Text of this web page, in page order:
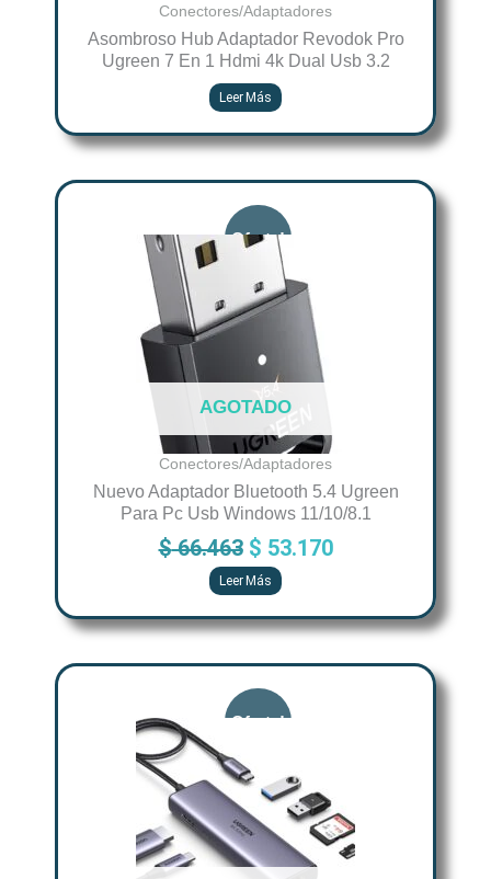
Conectores/Adaptadores
Asombroso Hub Adaptador Revodok Pro
Ugreen 7 En 1 Hdmi 4k Dual Usb 3.2
Leer Más
AGOTADO
Conectores/Adaptadores
Nuevo Adaptador Bluetooth 5.4 Ugreen
Para Pc Usb Windows 11/10/8.1
$66.463
price
was:
$ 66.463.
$ 53.170
Leer Más
price
$ 223.988.